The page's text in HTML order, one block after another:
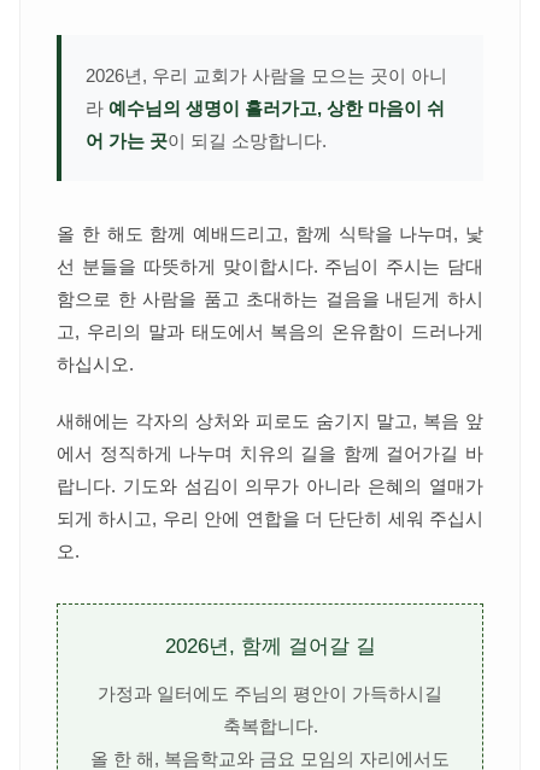
2026년, 우리 교회가 사람을 모으는 곳이 아니
라 예수님의 생명이 흘러가고, 상한 마음이 쉬
어 가는 곳이 되길 소망합니다.
올 한 해도 함께 예배드리고, 함께 식탁을 나누며, 낯
선 분들을 따뜻하게 맞이합시다. 주님이 주시는 담대
함으로 한 사람을 품고 초대하는 걸음을 내딛게 하시
고, 우리의 말과 태도에서 복음의 온유함이 드러나게
하십시오.
새해에는 각자의 상처와 피로도 숨기지 말고, 복음 앞
에서 정직하게 나누며 치유의 길을 함께 걸어가길 바
랍니다. 기도와 섬김이 의무가 아니라 은혜의 열매가
되게 하시고, 우리 안에 연합을 더 단단히 세워 주십시
오.
2026년, 함께 걸어갈 길
가정과 일터에도 주님의 평안이 가득하시길
축복합니다.
올 한 해, 복음학교와 금요 모임의 자리에서도